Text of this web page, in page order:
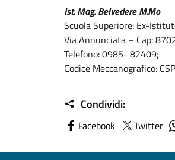
Ist. Mag. Belvedere M.Mo
Scuola Superiore: Ex-
Via Annunciata – Cap:
Telefono: 0985- 82409;
Codice Meccanografico:
Condividi:
Facebook Twitter